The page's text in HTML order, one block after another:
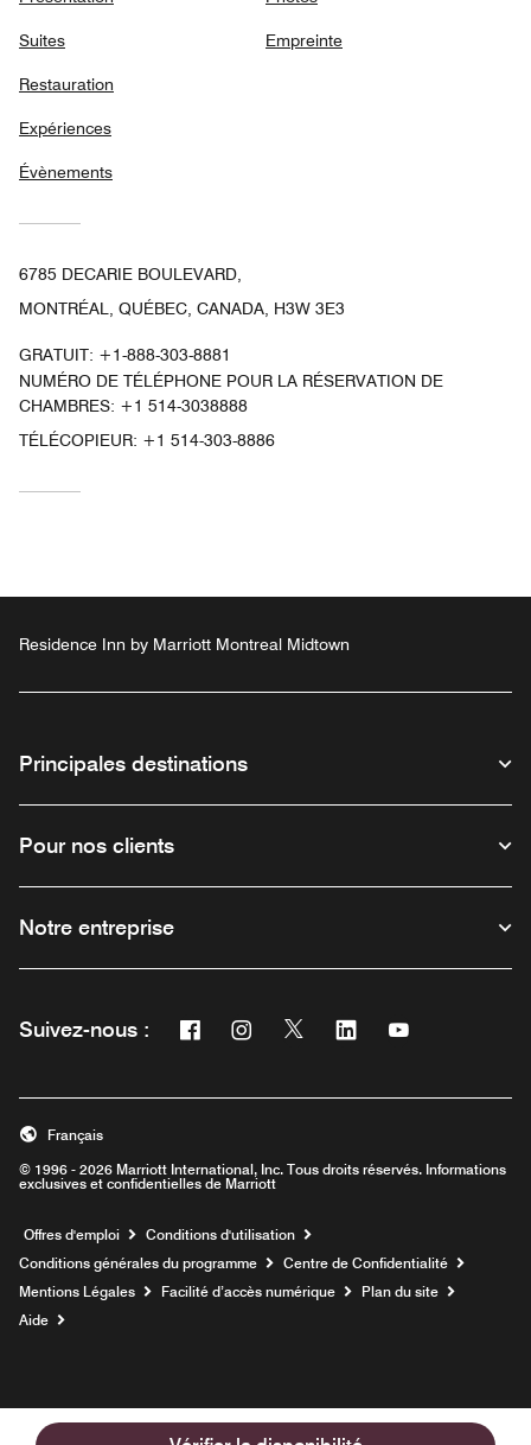
Suites
Restauration
Expériences
Évènements
Empreinte
6785 DECARIE BOULEVARD,
MONTRÉAL, QUÉBEC, CANADA, H3W 3E3
GRATUIT: +1-888-303-8881
NUMÉRO DE TÉLÉPHONE POUR LA RÉSERVATION DE
CHAMBRES: +1 514-3038888
TÉLÉCOPIEUR: +1 514-303-8886
Residence Inn by Marriott Montreal Midtown
Principales destinations
Pour nos clients
Notre entreprise
Suivez-nous : Facebook
Ouvre une nouvelle fenêtre
Instagram
Ouvre une nouvelle fenêtre
Twitter
Ouvre une nouvelle fenêtre
Linkedin
Ouvre une nouvelle
Ouvre une
© 1996 - 2026 Marriott International, Inc. Tous droits réservés. Informations
exclusives et confidentielles de Marriott
Français
Offres d'emploi Ouvre une nouvelle fenêtre
Conditions d'utilisation
Conditions générales du programme
Centre de Confidentialité
Mentions Légales
Facilité d’accès numérique
Plan du site
Aide